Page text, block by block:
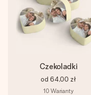
Czekoladki
od 64,00 zł
10 Warianty